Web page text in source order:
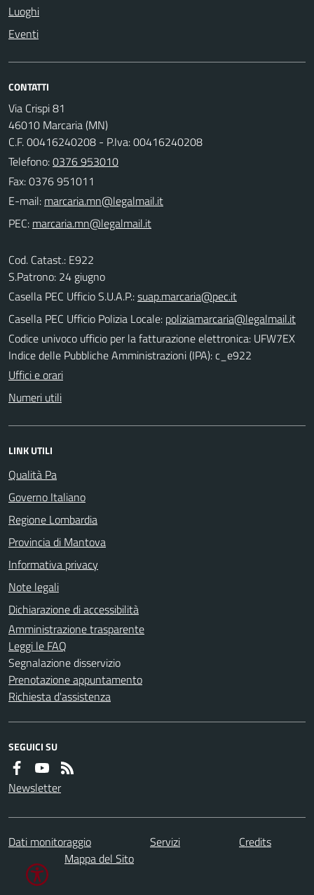
Luoghi
Eventi
CONTATTI
Via Crispi 81
46010 Marcaria (MN)
C.F. 00416240208 - P.Iva: 00416240208
Telefono:0376 953010
Fax: 0376 951011
E-mail:
PEC:
Cod. Catast.: E922
S.Patrono: 24 giugno
Casella PEC Ufficio S.U.A.P.:suap.marcaria@pec.it
Casella PEC Ufficio Polizia Locale: poliziamarcaria@legalmail.it
Codice univoco ufficio per la fatturazione elettronica: UFW7EX
Indice delle Pubbliche Amministrazioni (IPA): c_e922
Uffici e orari
Numeri utili
LINK UTILI
Qualità Pa
Governo Italiano
Regione Lombardia
Provincia di Mantova
Informativa privacy
Note legali
Dichiarazione di accessibilità
Amministrazione trasparente
Leggi le FAQ
Segnalazione disservizio
Prenotazione appuntamento
Richiesta d'assistenza
SEGUICI SU
Newsletter
Dati monitoraggio Servizi
Credits
Mappa del Sito